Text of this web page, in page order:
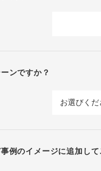
ンですか？
例のイメージに追加し